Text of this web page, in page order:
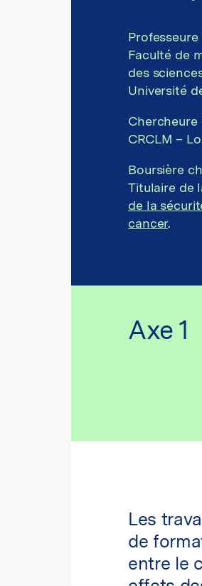
Faculté de
des
Université
Chercheure
CRCLM –
Boursière
Titulaire de
de la
cancer.
Axe 1
Les
de
entre le